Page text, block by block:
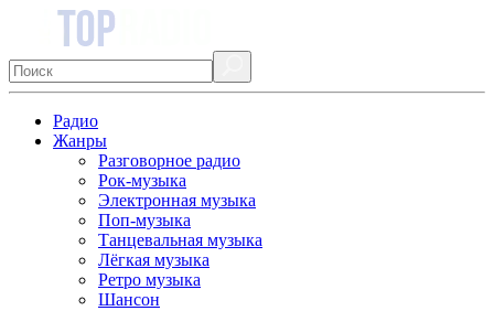
Радио
Жанры
Разговорное радио
Рок-музыка
Электронная музыка
Поп-музыка
Танцевальная музыка
Лёгкая музыка
Ретро музыка
Шансон